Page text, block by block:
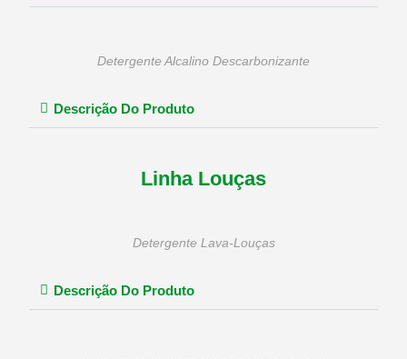
Detergente Alcalino Descarbonizante
Descrição Do Produto
Linha Louças
Detergente Lava-Louças
Descrição Do Produto